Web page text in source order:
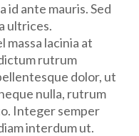
id ante mauris. Sed
ultrices.
massa lacinia at
rutrum
dolor, ut
nulla, rutrum
Integer semper
interdum ut.